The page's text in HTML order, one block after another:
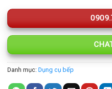
Danh mục: Dụng cụ bếp